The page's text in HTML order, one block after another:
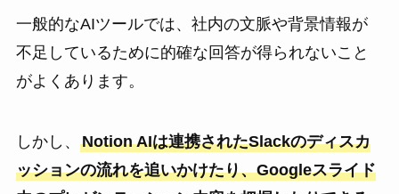
一般的なAIツールでは、社内の文脈や背景情報が
不足しているために的確な回答が得られないこと
がよくあります。
しかし、 Notion AIは連携されたSlackのディスカ
ッションの流れを追いかけたり、Googleスライド